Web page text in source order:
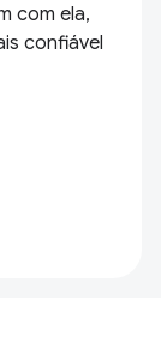
com ela,
confiável